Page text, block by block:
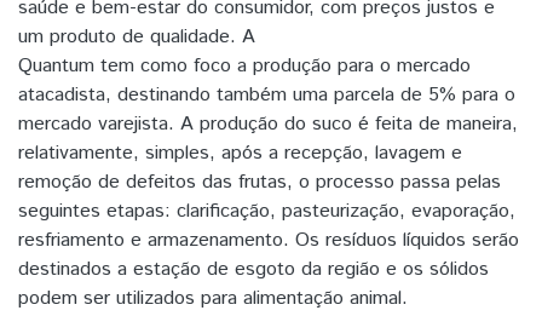
saúde e bem-estar do consumidor, com preços justos e
um produto de qualidade. A
Quantum tem como foco a produção para o mercado
atacadista, destinando também uma parcela de 5% para o
mercado varejista. A produção do suco é feita de maneira,
relativamente, simples, após a recepção, lavagem e
remoção de defeitos das frutas, o processo passa pelas
seguintes etapas: clarificação, pasteurização, evaporação,
resfriamento e armazenamento. Os resíduos líquidos serão
destinados a estação de esgoto da região e os sólidos
podem ser utilizados para alimentação animal.